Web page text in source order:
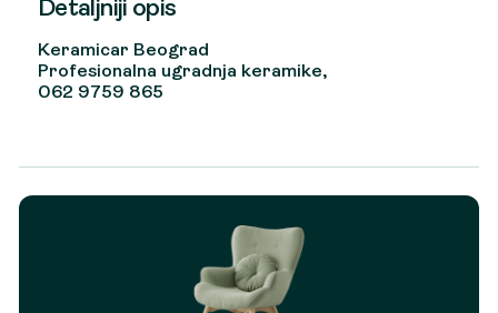
Detaljniji opis
Keramicar Beograd
Profesionalna ugradnja keramike,
062 9759 865